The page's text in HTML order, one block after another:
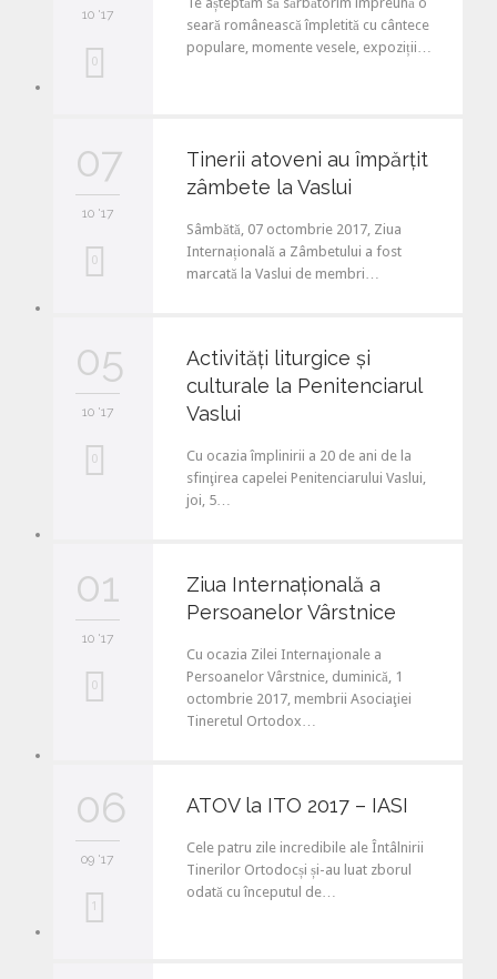
10 '17
L
e
0
seară românească împletită cu cântece
populare, momente vesele, expoziții…
07
10 '17
L
e
0
Tinerii atoveni au împărțit
zâmbete la Vaslui
Sâmbătă, 07 octombrie 2017, Ziua
Internațională a Zâmbetului a fost
marcată la Vaslui de membri…
05
10 '17
L
i
t
0
Activităţi liturgice şi
culturale la Penitenciarul
Vaslui
Cu ocazia împlinirii a 20 de ani de la
sfinţirea capelei Penitenciarului Vaslui,
joi, 5…
01
10 '17
L
t
0
Ziua Internaţională a
Persoanelor Vârstnice
Cu ocazia Zilei Internaţionale a
Persoanelor Vârstnice, duminică, 1
octombrie 2017, membrii Asociaţiei
Tineretul Ortodox…
06
09 '17
L
1
ATOV la ITO 2017 – IASI
Cele patru zile incredibile ale Întâlnirii
Tinerilor Ortodocși și-au luat zborul
odată cu începutul de…